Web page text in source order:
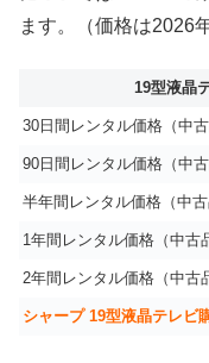
ます。（価格は2026
19型液晶
30日間レンタル価格（中古
90日間レンタル価格（中古
半年間レンタル価格（中古
1年間レンタル価格（中古
2年間レンタル価格（中古
シャープ 19型液晶テレビ